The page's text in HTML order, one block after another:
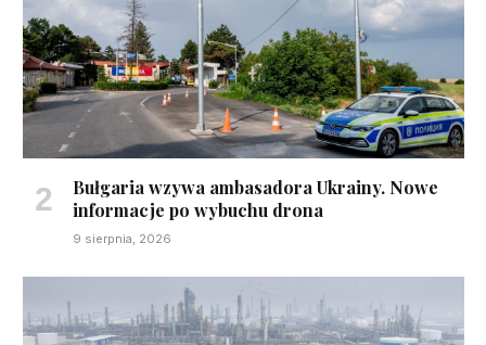
Bułgaria wzywa ambasadora Ukrainy. Nowe
informacje po wybuchu drona
9 sierpnia, 2026